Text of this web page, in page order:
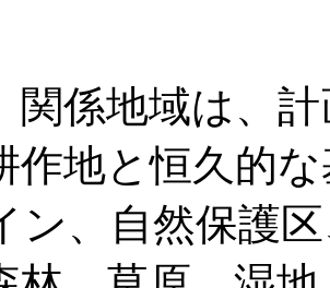
関係地域は、
作地と恒久的
ン、自然保護